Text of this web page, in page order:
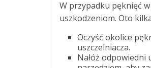
W przypadku pęknięć
uszkodzeniom. Oto
Oczyść okolice
uszczelniacza.
Nałóż odpowiedni